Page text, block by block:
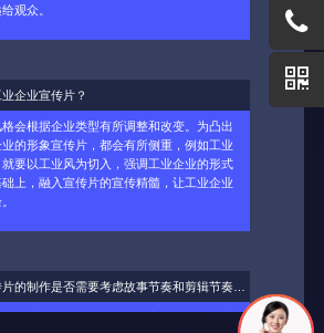
会根据企业类型有所调整和改变。为凸出
的形象宣传片，都会有所侧重，例如工业
要以工业风为切入，强调工业企业的形式
上，融入宣传片的宣传精髓，让工业企业
的营销工具，用于传达特定信息、促销产
立品牌形象。一个成功的宣传片需要吸引